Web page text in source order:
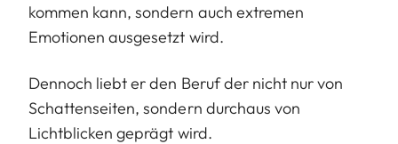
kommen kann, sondern auch extremen
Emotionen ausgesetzt wird.
Dennoch liebt er den Beruf der nicht nur von
Schattenseiten, sondern durchaus von
Lichtblicken geprägt wird.